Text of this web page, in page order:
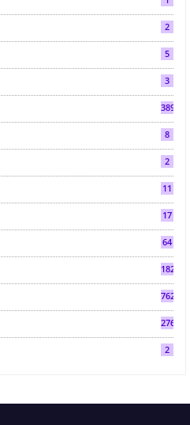
2
5
3
3892
8
2
11
17
64
182
7624
2763
2